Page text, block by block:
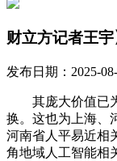
财立方记者王宇
发布日期：2025-
其庞大价值已为
换。这也为上海、
河南省人平易近相
角地域人工智能相